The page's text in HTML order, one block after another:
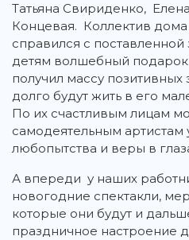
Татьяна Свириденко,
Концевая. Коллектив дома
справился с
детям волшебный
получил массу
долго будут жить в его
По их счастливым лицам
самодеятельным артистам
любопытства и веры в
А впереди у наших
новогодние спектакли,
которые они будут и
праздничное настроение